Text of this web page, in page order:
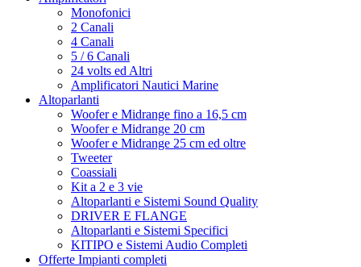
Monofonici
2 Canali
4 Canali
5 / 6 Canali
24 volts ed Altri
Amplificatori Nautici Marine
Altoparlanti
Woofer e Midrange fino a 16,5 cm
Woofer e Midrange 20 cm
Woofer e Midrange 25 cm ed oltre
Tweeter
Coassiali
Kit a 2 e 3 vie
Altoparlanti e Sistemi Sound Quality
DRIVER E FLANGE
Altoparlanti e Sistemi Specifici
KITIPO e Sistemi Audio Completi
Offerte Impianti completi